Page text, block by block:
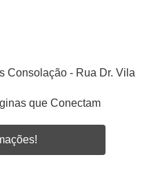
Consolação - Rua Dr. Vila
que Conectam